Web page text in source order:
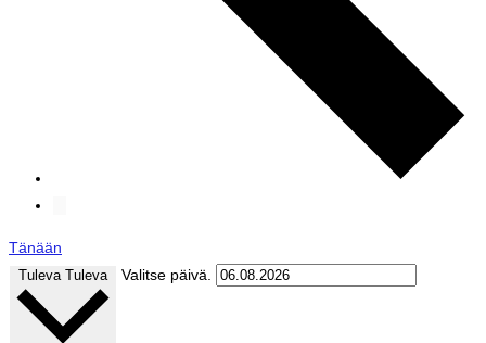
Tänään
Tuleva Tuleva Valitse päivä.